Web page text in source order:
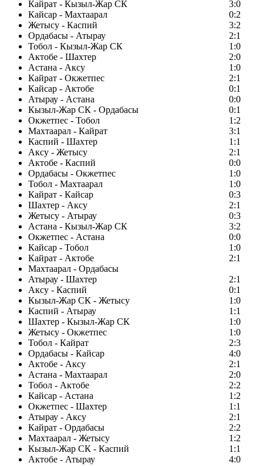
Кайрат - Кызыл-Жар СК
3:0
Кайсар - Махтаарал
0:2
Жетысу - Каспий
3:2
Ордабасы - Атырау
2:1
Тобол - Кызыл-Жар СК
1:0
Актобе - Шахтер
2:0
Астана - Аксу
1:0
Кайрат - Окжетпес
2:1
Кайсар - Актобе
0:1
Атырау - Астана
0:0
Кызыл-Жар СК - Ордабасы
0:1
Окжетпес - Тобол
1:2
Махтаарал - Кайрат
3:1
Каспий - Шахтер
1:1
Аксу - Жетысу
2:1
Актобе - Каспий
0:0
Ордабасы - Окжетпес
1:0
Тобол - Махтаарал
1:0
Кайрат - Кайсар
0:3
Шахтер - Аксу
2:1
Жетысу - Атырау
0:3
Астана - Кызыл-Жар СК
3:2
Окжетпес - Астана
0:0
Кайсар - Тобол
1:0
Кайрат - Актобе
2:1
Махтаарал - Ордабасы
Атырау - Шахтер
2:1
Аксу - Каспий
0:1
Кызыл-Жар СК - Жетысу
1:0
Каспий - Атырау
1:1
Шахтер - Кызыл-Жар СК
1:0
Жетысу - Окжетпес
1:0
Тобол - Кайрат
2:3
Ордабасы - Кайсар
4:0
Актобе - Аксу
2:1
Астана - Махтаарал
2:0
Тобол - Актобе
2:2
Кайсар - Астана
1:2
Окжетпес - Шахтер
1:1
Атырау - Аксу
2:1
Кайрат - Ордабасы
2:2
Махтаарал - Жетысу
1:2
Кызыл-Жар СК - Каспий
1:1
Актобе - Атырау
4:0